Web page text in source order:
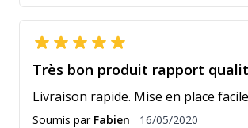
Très bon produit rapport
Livraison rapide. Mise en place facile
Soumis par Fabien 16 mai 2020
16/05/2020